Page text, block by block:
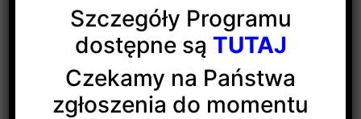
Niezmiernie miło nam poinformować, że Anna
Kędziora-Szwagrzak, prezes zarządu, dyrektor
generalna Veolii Energii Łódź, zajęła 1. miejsce
w tegorocznej edycji rankingu „ 100 Kobiet Biznesu
w kategorii przedsiębiorstw o obrocie powyżej 50
Szczegóły Programu
dostępne są TUTAJ
Czekamy na Państwa
zgłoszenia do momentu